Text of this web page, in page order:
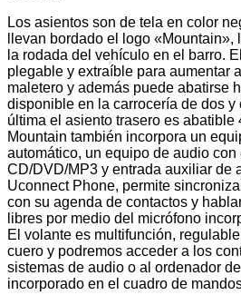
Los asientos son de tela en color
llevan bordado el logo
la rodada del vehículo en el barro.
plegable y extraíble para aumentar
maletero y además puede abatirse
disponible en la carrocería de dos y
última el asiento trasero es abatible
Mountain también incorpora un
automático, un equipo de audio
CD/DVD/MP3 y entrada auxiliar de
Uconnect Phone, permite
con su agenda de contactos y
libres por medio del micrófono
El volante es multifunción,
cuero y podremos acceder a los
sistemas de audio o al ordenador
incorporado en el cuadro de